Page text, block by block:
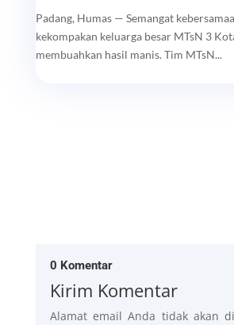
Padang, Humas — Semangat
kekompakan keluarga besar MTsN 3
membuahkan hasil manis. Tim MTsN...
0 Komentar
Kirim Komentar
Alamat email Anda tidak akan